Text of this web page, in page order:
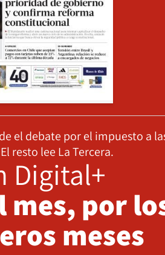
el debate por el impuesto a
resto lee La Tercera.
Digital+
mes, por
meses